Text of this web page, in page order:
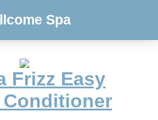
Spa
Frizz Easy